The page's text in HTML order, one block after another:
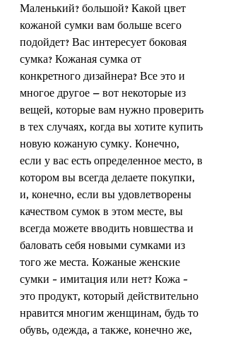
Маленький? большой? Какой цвет
кожаной сумки вам больше всего
подойдет? Вас интересует боковая
сумка? Кожаная сумка от
конкретного дизайнера? Все это и
многое другое — вот некоторые из
вещей, которые вам нужно проверить
в тех случаях, когда вы хотите купить
новую кожаную сумку. Конечно,
если у вас есть определенное место, в
котором вы всегда делаете покупки,
и, конечно, если вы удовлетворены
качеством сумок в этом месте, вы
всегда можете вводить новшества и
баловать себя новыми сумками из
того же места. Кожаные женские
сумки – имитация или нет? Кожа -
это продукт, который действительно
нравится многим женщинам, будь то
обувь, одежда, а также, конечно же,